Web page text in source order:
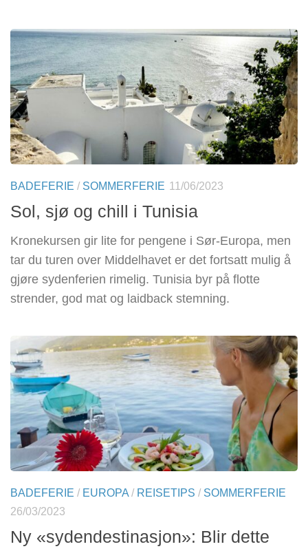
BADEFERIE / SOMMERFERIE 11/06/2023
Sol, sjø og chill i Tunisia
Kronekursen gir lite for pengene i Sør-Europa, men
tar du turen over Middelhavet er det fortsatt mulig å
gjøre sydenferien rimelig. Tunisia byr på flotte
strender, god mat og laidback stemning.
BADEFERIE / EUROPA / REISETIPS / SOMMERFERIE
26/03/2023
Ny «sydendestinasjon»: Blir dette